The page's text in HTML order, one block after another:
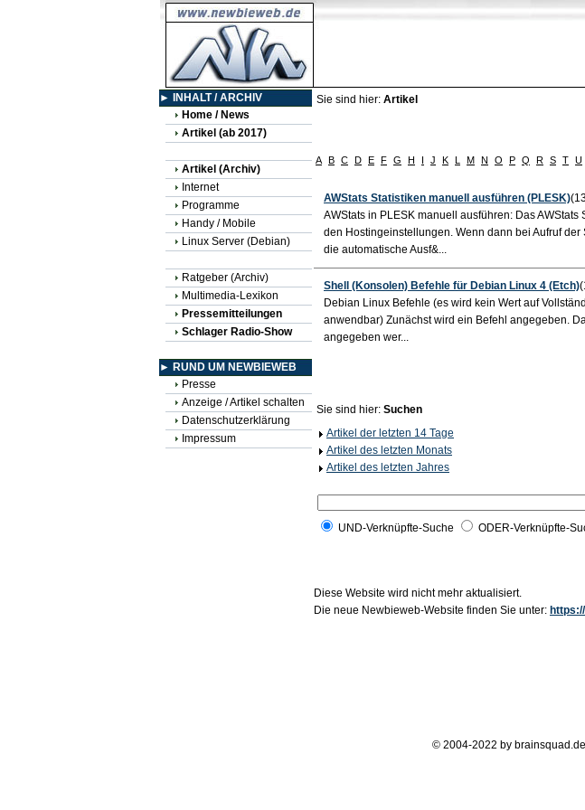
► INHALT / ARCHIV
Home / News
Artikel (ab 2017)
Artikel (Archiv)
Internet
Programme
Handy / Mobile
Linux Server (Debian)
Ratgeber (Archiv)
Multimedia-Lexikon
Pressemitteilungen
Schlager Radio-Show
► RUND UM NEWBIEWEB
Presse
Anzeige / Artikel schalten
Datenschutzerklärung
Impressum
Sie sind hier: Artikel
A B C D E F G H I J K L M N O P Q R S T U
AWStats Statistiken manuell ausführen (PLESK)
AWStats in PLESK manuell ausführen: Das
den Hostingeinstellungen. Wenn dann bei Aufruf
die automatische Ausf&...
Shell (Konsolen) Befehle für Debian Linux 4 (Etch)
Debian Linux Befehle (es wird kein Wert auf
anwendbar) Zunächst wird ein Befehl angegeben.
angegeben wer...
Sie sind hier: Suchen
Artikel der letzten 14 Tage
Artikel des letzten Monats
Artikel des letzten Jahres
UND-Verknüpfte-Suche ODER-Verknüpfte-
Diese Website wird nicht mehr aktualisiert.
Die neue Newbieweb-Website finden Sie unter:
© 2004-2022 by